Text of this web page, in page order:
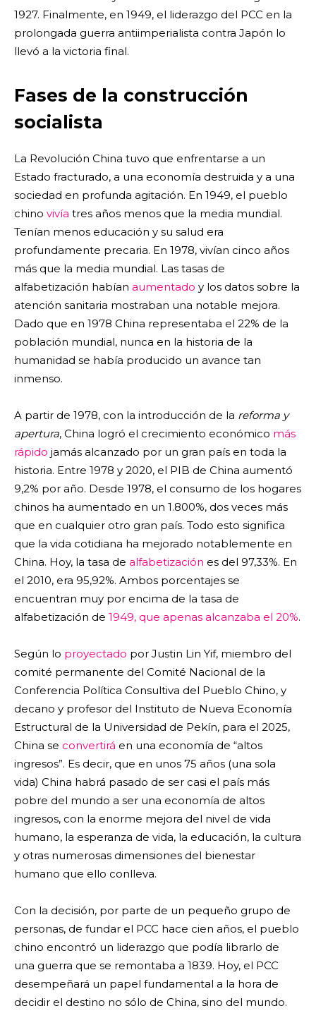
1927. Finalmente, en 1949, el liderazgo del PCC en la
prolongada guerra antiimperialista contra Japón lo
llevó a la victoria final.
Fases de la construcción
socialista
La Revolución China tuvo que enfrentarse a un
Estado fracturado, a una economía destruida y a una
sociedad en profunda agitación. En 1949, el pueblo
chino vivía tres años menos que la media mundial.
Tenían menos educación y su salud era
profundamente precaria. En 1978, vivían cinco años
más que la media mundial. Las tasas de
alfabetización habían aumentado y los datos sobre la
atención sanitaria mostraban una notable mejora.
Dado que en 1978 China representaba el 22% de la
población mundial, nunca en la historia de la
humanidad se había producido un avance tan
inmenso.
A partir de 1978, con la introducción de la reforma y
apertura, China logró el crecimiento económico más
rápido jamás alcanzado por un gran país en toda la
historia. Entre 1978 y 2020, el PIB de China aumentó
9,2% por año. Desde 1978, el consumo de los hogares
chinos ha aumentado en un 1.800%, dos veces más
que en cualquier otro gran país. Todo esto significa
que la vida cotidiana ha mejorado notablemente en
China. Hoy, la tasa de alfabetización es del 97,33%. En
el 2010, era 95,92%. Ambos porcentajes se
encuentran muy por encima de la tasa de
alfabetización de 1949, que apenas alcanzaba el 20%.
Según lo proyectado por Justin Lin Yif, miembro del
comité permanente del Comité Nacional de la
Conferencia Política Consultiva del Pueblo Chino, y
decano y profesor del Instituto de Nueva Economía
Estructural de la Universidad de Pekín, para el 2025,
China se convertirá en una economía de “altos
ingresos”. Es decir, que en unos 75 años (una sola
vida) China habrá pasado de ser casi el país más
pobre del mundo a ser una economía de altos
ingresos, con la enorme mejora del nivel de vida
humano, la esperanza de vida, la educación, la cultura
y otras numerosas dimensiones del bienestar
humano que ello conlleva.
Con la decisión, por parte de un pequeño grupo de
personas, de fundar el PCC hace cien años, el pueblo
chino encontró un liderazgo que podía librarlo de
una guerra que se remontaba a 1839. Hoy, el PCC
desempeñará un papel fundamental a la hora de
decidir el destino no sólo de China, sino del mundo.